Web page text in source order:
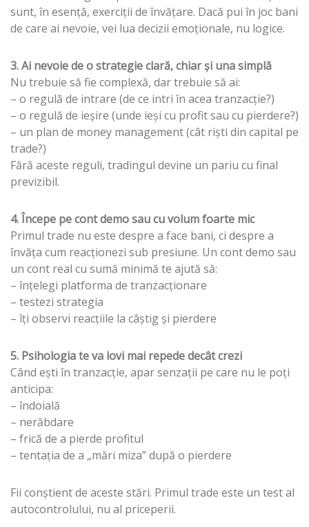
sunt, în esență, exerciții de învățare. Dacă pui în joc bani
de care ai nevoie, vei lua decizii emoționale, nu logice.
3. Ai nevoie de o strategie clară, chiar și una simplă
Nu trebuie să fie complexă, dar trebuie să ai:
– o regulă de intrare (de ce intri în acea tranzacție?)
– o regulă de ieșire (unde ieși cu profit sau cu pierdere?)
– un plan de money management (cât riști din capital pe
trade?)
Fără aceste reguli, tradingul devine un pariu cu final
previzibil.
4. Începe pe cont demo sau cu volum foarte mic
Primul trade nu este despre a face bani, ci despre a
învăța cum reacționezi sub presiune. Un cont demo sau
un cont real cu sumă minimă te ajută să:
– înțelegi platforma de tranzacționare
– testezi strategia
– îți observi reacțiile la câștig și pierdere
5. Psihologia te va lovi mai repede decât crezi
Când ești în tranzacție, apar senzații pe care nu le poți
anticipa:
– îndoială
– nerăbdare
– frică de a pierde profitul
– tentația de a „mări miza” după o pierdere
Fii conștient de aceste stări. Primul trade este un test al
autocontrolului, nu al priceperii.